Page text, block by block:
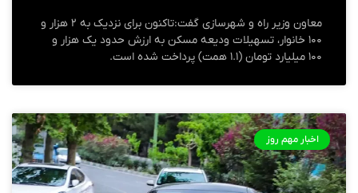
معاون وزیر راه و شهرسازی گفت:تاکنون برای نزدیک به ۲ هزار و
۱۰۰ خانوار، تسهیلات ودیعه مسکن به ارزش حدود یک هزار و
۱۰۰ میلیارد تومان (۱.۱ همت) پرداخت شده است.
اخبار مهم روز